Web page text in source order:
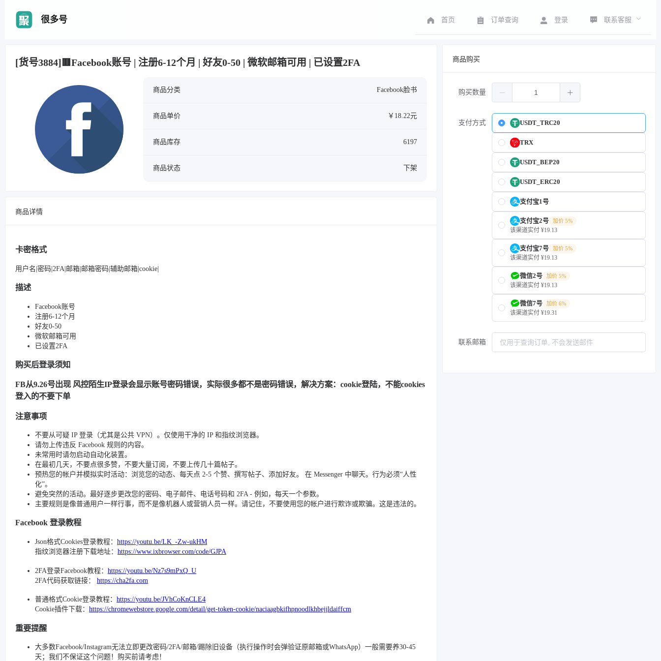
很多号 首页 订单查询 登录 联系客服
[货号3884]🟥Facebook账号 | 注册6-12个月 | 好友0-50 | 微软邮箱可用 | 已设置2FA
商品分类 Facebook脸书
商品单价 ￥18.22元
商品库存 6197
商品状态 下架
商品详情
卡密格式
用户名|密码|2FA|邮箱|邮箱密码|辅助邮箱|cookie|
描述
Facebook账号
注册6-12个月
好友0-50
微软邮箱可用
已设置2FA
购买后登录须知
FB从9.26号出现 风控陌生IP登录会显示账号密码错误，实际很多都不是密码错误，解决方案：cookie登陆，不能cookies
登入的不要下单
注意事项
不要从可疑 IP 登录（尤其是公共 VPN）。仅使用干净的 IP 和指纹浏览器。
请勿上传违反 Facebook 规则的内容。
未常用时请勿启动自动化装置。
在最初几天，不要点很多赞，不要大量订阅，不要上传几十篇帖子。
预热您的帐户并模拟实时活动：浏览您的动态、每天点 2-5 个赞、撰写帖子、添加好友。 在 Messenger 中聊天。行为必须“人性
化”。
避免突然的活动。最好逐步更改您的密码、电子邮件、电话号码和 2FA - 例如，每天一个参数。
主要规则是像普通用户一样行事，而不是像机器人或营销人员一样。请记住，不要使用您的帐户进行欺诈或欺骗。这是违法的。
Facebook 登录教程
Json格式Cookies登录教程： https://youtu.be/LK_-Zw-ukHM
指纹浏览器注册下载地址： https://www.ixbrowser.com/code/GJPA
2FA登录Facebook教程： https://youtu.be/Nz7s9mPxQ_U
2FA代码获取链接： https://cha2fa.com
普通格式Cookie登录教程： https://youtu.be/JVhCoKnCLE4
Cookie插件下载： https://chromewebstore.google.com/detail/get-token-cookie/naciaagbkifhpnoodlkhbejjldaiffcm
重要提醒
大多数Facebook/Instagram无法立即更改密码/2FA/邮箱/踢除旧设备（执行操作时会弹验证原邮箱或WhatsApp）一般需要养30-45
天；我们不保证这个问题！购买前请考虑！
商品购买
购买数量
支付方式 USDT_TRC20
TRX
USDT_BEP20
USDT_ERC20
支付宝1号
支付宝2号 加价 5%
该渠道实付 ¥19.13
支付宝7号 加价 5%
该渠道实付 ¥19.13
微信2号 加价 5%
该渠道实付 ¥19.13
微信7号 加价 6%
该渠道实付 ¥19.31
联系邮箱